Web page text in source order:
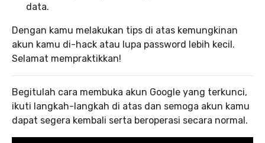
data.
Dengan kamu melakukan tips di atas kemungkinan
akun kamu di-hack atau lupa password lebih kecil.
Selamat mempraktikkan!
Begitulah cara membuka akun Google yang terkunci,
ikuti langkah-langkah di atas dan semoga akun kamu
dapat segera kembali serta beroperasi secara normal.